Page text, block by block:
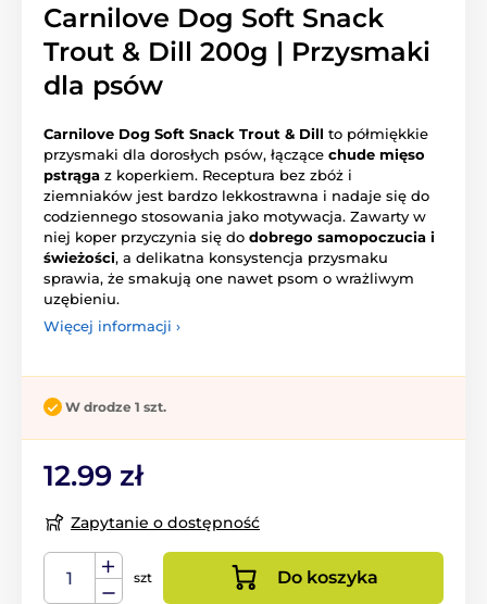
Carnilove Dog Soft Snack
Trout & Dill 200g | Przysmaki
dla psów
Carnilove Dog Soft Snack Trout & Dill to półmiękkie
przysmaki dla dorosłych psów, łączące chude mięso
pstrąga z koperkiem. Receptura bez zbóż i
ziemniaków jest bardzo lekkostrawna i nadaje się do
codziennego stosowania jako motywacja. Zawarty w
niej koper przyczynia się do dobrego samopoczucia i
świeżości, a delikatna konsystencja przysmaku
sprawia, że smakują one nawet psom o wrażliwym
uzębieniu.
Więcej informacji ›
W drodze 1 szt.
12.99 zł
Zapytanie o dostępność
szt Do koszyka